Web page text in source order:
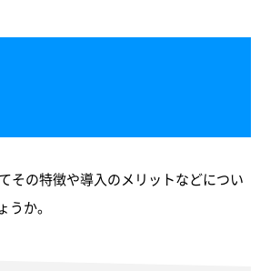
その特徴や導入のメリットなどについ
か。